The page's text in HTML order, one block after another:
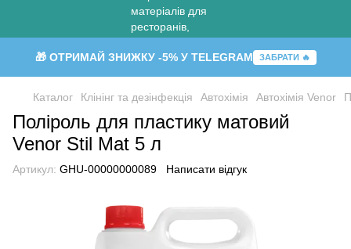
🎁 ОТРИМАЙ ЗНИЖКУ -5% У TELEGRAM ЗАБРАТИ 🔥
Каталог Клінінг та дезінфекція Автохімія Автохімія Venor
Поліроль для пластику матовий
Venor Stil Mat 5 л
Артикул: GHU-00000000089 Написати відгук